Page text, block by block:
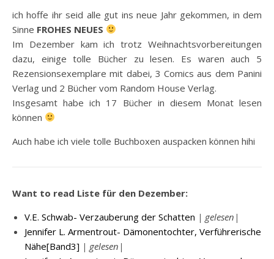
ich hoffe ihr seid alle gut ins neue Jahr gekommen, in dem
Sinne FROHES NEUES
Im Dezember kam ich trotz Weihnachtsvorbereitungen
dazu, einige tolle Bücher zu lesen. Es waren auch 5
Rezensionsexemplare mit dabei, 3 Comics aus dem Panini
Verlag und 2 Bücher vom Random House Verlag.
Insgesamt habe ich 17 Bücher in diesem Monat lesen
können
Auch habe ich viele tolle Buchboxen auspacken können hihi
Want to read Liste für den Dezember:
V.E. Schwab- Verzauberung der Schatten | gelesen|
Jennifer L. Armentrout- Dämonentochter, Verführerische
Nähe[Band3] | gelesen|